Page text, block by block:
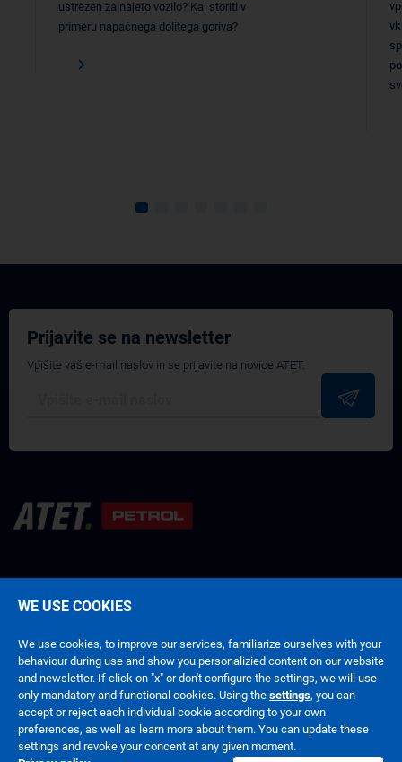
ustrezen za najeto vozilo? Kaj storiti v
primeru napačnega dolitega goriva?
Prijavite se na newsletter
Vpišite vaš e-mail naslov in se prijavite na novice ATET.
Avtorsko zaščiteno © 2026 Atet d.o.o.
Developed by
Powered by
WE USE COOKIES
We use cookies, to improve our services, familiarize ourselves with your
behaviour during use and show you personalizied content on our website
and newsletter. If click on "x" or don't configure the settings, we will use
only mandatory and functional cookies. Using the settings, you can
accept or reject each individual cookie according to your own
preferences, as well as learn more about them. You can update these
settings and revoke your concent at any given moment.